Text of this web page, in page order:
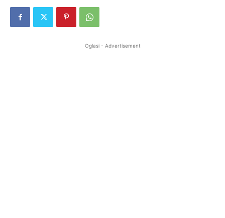
Oglasi - Advertisement